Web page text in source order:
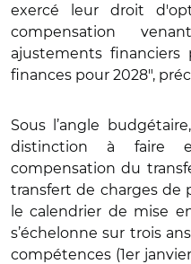
exercé leur droit
compensation
ajustements
finances pour 2028",
Sous l’angle
distinction à faire
compensation du
transfert de charges de
le calendrier de mise
s’échelonne sur trois
compétences (1er